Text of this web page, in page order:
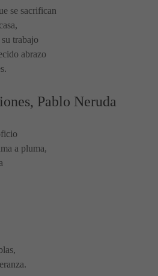
se sacrifican
trabajo
abrazo
Pablo Neruda
a pluma,